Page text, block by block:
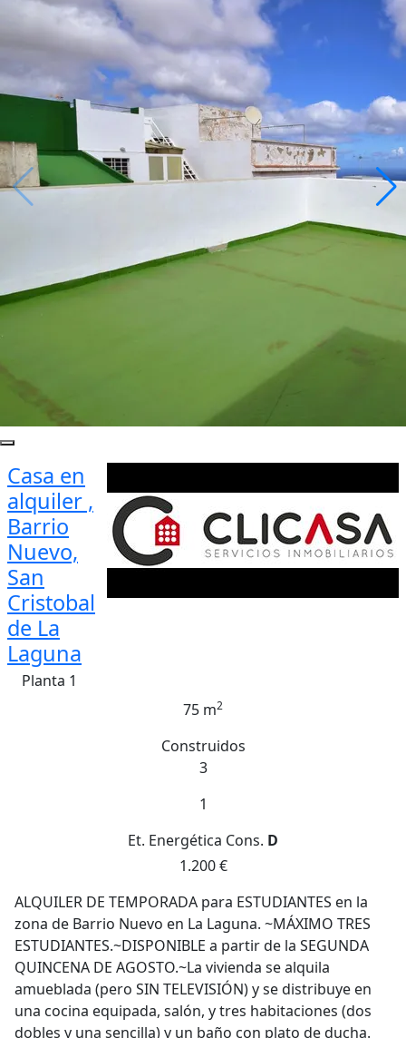
Casa en
alquiler ,
Barrio
Nuevo,
San
Cristobal
de La
Laguna
Planta 1
75 m2
Construidos
3
1
Et. Energética Cons. D
1.200 €
ALQUILER DE TEMPORADA para ESTUDIANTES en la
zona de Barrio Nuevo en La Laguna. ~MÁXIMO TRES
ESTUDIANTES.~DISPONIBLE a partir de la SEGUNDA
QUINCENA DE AGOSTO.~La vivienda se alquila
amueblada (pero SIN TELEVISIÓN) y se distribuye en
una cocina equipada, salón, y tres habitaciones (dos
dobles y una sencilla) y un baño con plato de ducha.